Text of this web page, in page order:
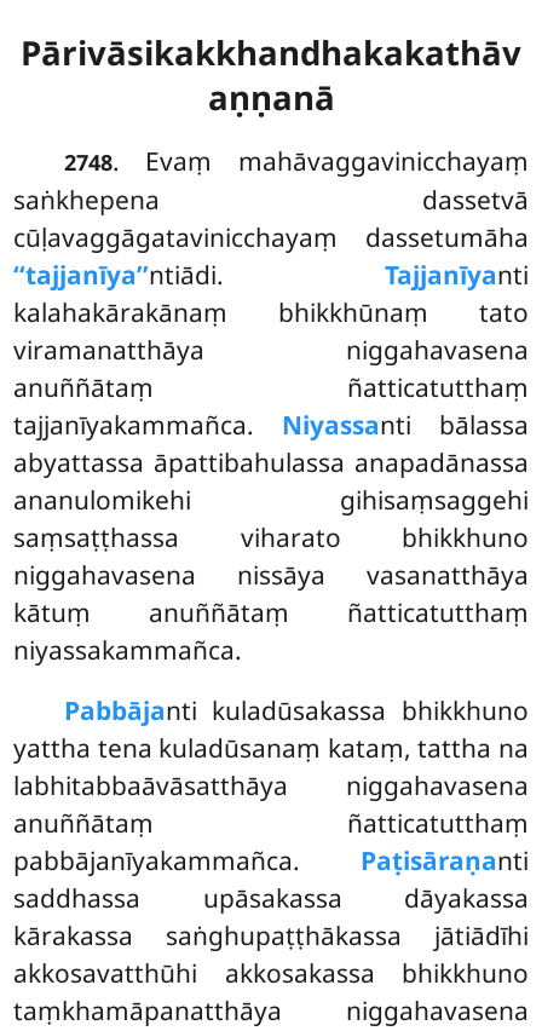
Pārivāsikakkhandhakakathāv
aṇṇanā
2748. Evaṃ mahāvaggavinicchayaṃ
saṅkhepena dassetvā
cūḷavaggāgatavinicchayaṃ dassetumāha
‘‘tajjanīya’’ntiādi. Tajjanīyanti
kalahakārakānaṃ bhikkhūnaṃ tato
viramanatthāya niggahavasena
anuññātaṃ ñatticatutthaṃ
tajjanīyakammañca. Niyassanti bālassa
abyattassa āpattibahulassa anapadānassa
ananulomikehi gihisaṃsaggehi
saṃsaṭṭhassa viharato bhikkhuno
niggahavasena nissāya vasanatthāya
kātuṃ anuññātaṃ ñatticatutthaṃ
niyassakammañca.
Pabbājanti kuladūsakassa bhikkhuno
yattha tena kuladūsanaṃ kataṃ, tattha na
labhitabbaāvāsatthāya niggahavasena
anuññātaṃ ñatticatutthaṃ
pabbājanīyakammañca. Paṭisāraṇanti
saddhassa upāsakassa dāyakassa
kārakassa saṅghupaṭṭhākassa jātiādīhi
akkosavatthūhi akkosakassa bhikkhuno
taṃkhamāpanatthāya niggahavasena